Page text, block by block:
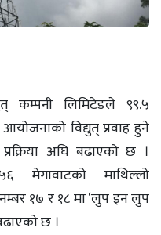
कम्पनी लिमिटेडले ९९.५
विद्युत् प्रवाह हुने
अघि बढाएको छ ।
मेगावाटको माथिल्लो
१७ र १८ मा ‘लुप इन लुप
छ ।